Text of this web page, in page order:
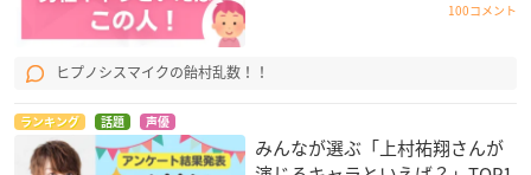
100コメント
ヒプノシスマイクの飴村乱数！！
ランキング 話題 声優
みんなが選ぶ「上村祐翔さんが